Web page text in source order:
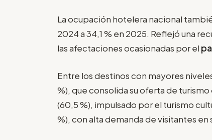
La ocupación hotelera nacional
2024 a 34,1 % en 2025. Reflejó una
las afectaciones ocasionadas por el
Entre los destinos con mayores
%), que consolida su oferta de
(60,5 %), impulsado por el turismo
%), con alta demanda de visitantes